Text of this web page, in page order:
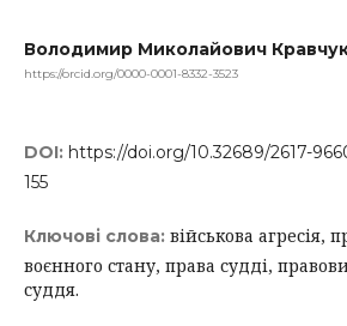
Володимир Миколайович
https://orcid.org/0000-0001-8332-3523
DOI: https://doi.org/10.32689/2617-
155
Ключові слова: військова агресія,
воєнного стану, права судді,
суддя.